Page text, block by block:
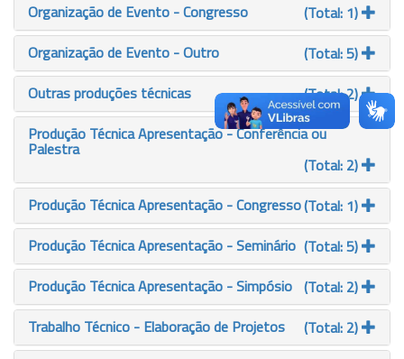
Organização de Evento - Congresso
(Total: 1)
Organização de Evento - Outro
(Total: 5)
Outras produções técnicas
(Total: 2)
Produção Técnica Apresentação - Conferência ou
Palestra
(Total: 2)
Produção Técnica Apresentação - Congresso(Total: 1)
Produção Técnica Apresentação - Seminário (Total: 5)
Produção Técnica Apresentação - Simpósio (Total: 2)
Trabalho Técnico - Elaboração de Projetos
(Total: 2)